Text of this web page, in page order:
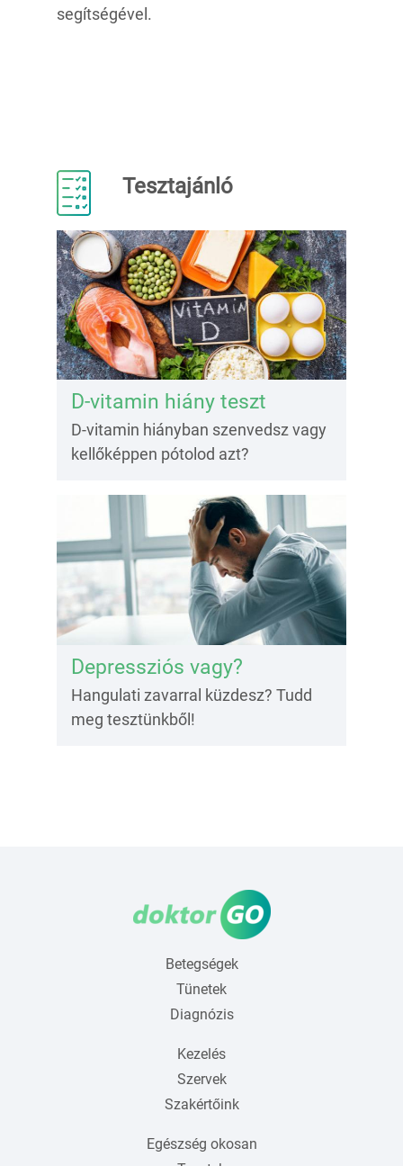
segítségével.
Tesztajánló
D-vitamin hiány teszt
D-vitamin hiányban szenvedsz vagy
kellőképpen pótolod azt?
Depressziós vagy?
Hangulati zavarral küzdesz? Tudd
meg tesztünkből!
Betegségek
Tünetek
Diagnózis
Kezelés
Szervek
Szakértőink
Egészség okosan